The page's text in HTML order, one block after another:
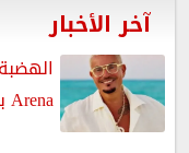
آخر الأخبار
Arena بالعلمين الجديدة